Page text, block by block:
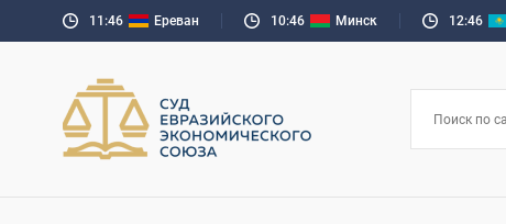
11:46 Ереван 10:46 Минск 12:46